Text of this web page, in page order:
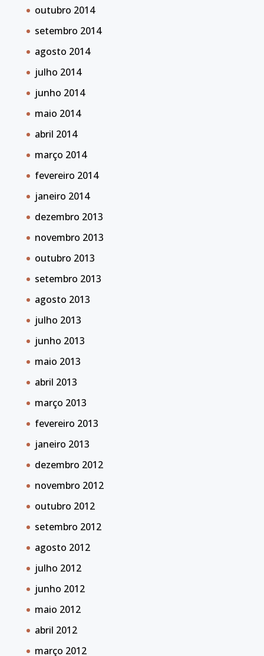
outubro 2014
setembro 2014
agosto 2014
julho 2014
junho 2014
maio 2014
abril 2014
março 2014
fevereiro 2014
janeiro 2014
dezembro 2013
novembro 2013
outubro 2013
setembro 2013
agosto 2013
julho 2013
junho 2013
maio 2013
abril 2013
março 2013
fevereiro 2013
janeiro 2013
dezembro 2012
novembro 2012
outubro 2012
setembro 2012
agosto 2012
julho 2012
junho 2012
maio 2012
abril 2012
março 2012